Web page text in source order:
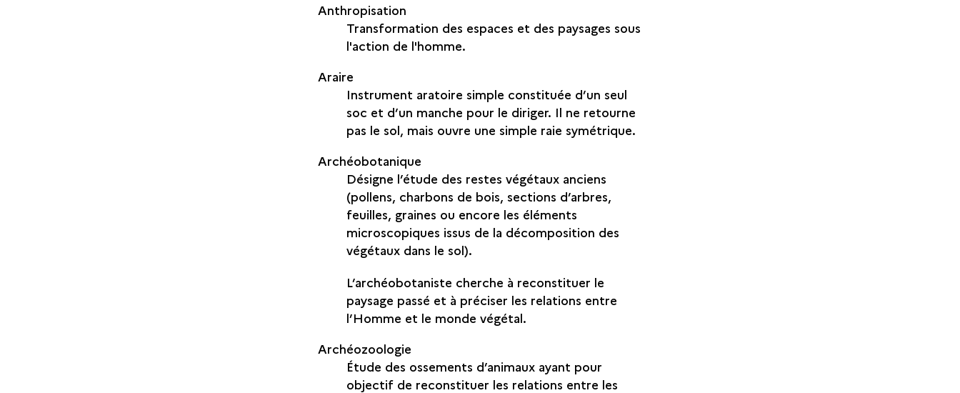
Anthropisation
Transformation des espaces et des paysages sous
l'action de l'homme.
Araire
Instrument aratoire simple constituée d’un seul
soc et d’un manche pour le diriger. Il ne retourne
pas le sol, mais ouvre une simple raie symétrique.
Archéobotanique
Désigne l’étude des restes végétaux anciens
(pollens, charbons de bois, sections d’arbres,
feuilles, graines ou encore les éléments
microscopiques issus de la décomposition des
végétaux dans le sol).
L’archéobotaniste cherche à reconstituer le
paysage passé et à préciser les relations entre
l’Homme et le monde végétal.
Archéozoologie
Étude des ossements d’animaux ayant pour
objectif de reconstituer les relations entre les